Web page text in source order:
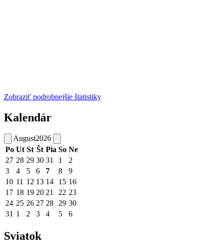
Zobraziť podrobnejšie štatistiky
Kalendár
August2026
Po Ut St Št Pia So Ne
27 28 29 30 31 1
2
3
4 5 6 7 8
9
10 11 12 13 14 15 16
17 18 19 20 21 22 23
24 25 26 27 28 29 30
31 1 2 3 4 5 6
Sviatok